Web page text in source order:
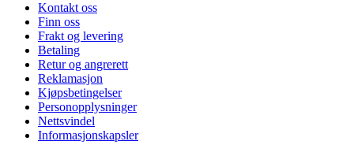
Kontakt oss
Finn oss
Frakt og levering
Betaling
Retur og angrerett
Reklamasjon
Kjøpsbetingelser
Personopplysninger
Nettsvindel
Informasjonskapsler